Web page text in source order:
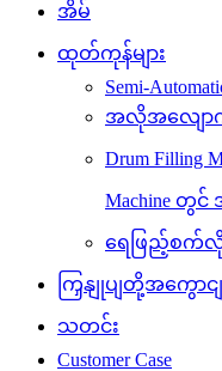
အိမ်
ထုတ်ကုန်များ
Semi-
အလိုအလျော
Drum Filling
Machine တွ
ရေဖြည့်စက်လို
ကြှနျုပျတို့အကွောငျ
သတင်း
Customer Case